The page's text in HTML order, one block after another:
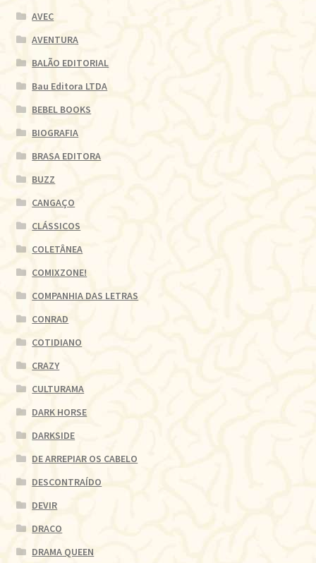
AVEC
AVENTURA
BALÃO EDITORIAL
Bau Editora LTDA
BEBEL BOOKS
BIOGRAFIA
BRASA EDITORA
BUZZ
CANGAÇO
CLÁSSICOS
COLETÂNEA
COMIXZONE!
COMPANHIA DAS LETRAS
CONRAD
COTIDIANO
CRAZY
CULTURAMA
DARK HORSE
DARKSIDE
DE ARREPIAR OS CABELO
DESCONTRAÍDO
DEVIR
DRACO
DRAMA QUEEN